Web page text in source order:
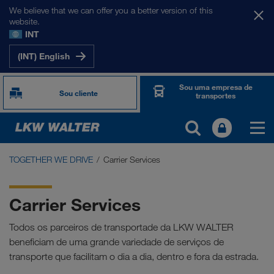
We believe that we can offer you a better version of this
website.
INT
(INT) English
Sou cliente
Sou uma empresa de
transportes
TOGETHER WE DRIVE
WE LOAD
WE GROW
WE CARE
TOGETHER WE DRIVE Carrier Services
Carrier Services
Todos os parceiros de transportade da LKW WALTER
beneficiam de uma grande variedade de serviços de
transporte que facilitam o dia a dia, dentro e fora da estrada.